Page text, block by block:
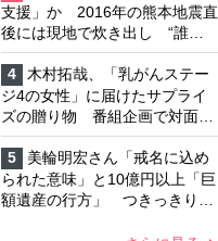
支援」か 2016年の熊本地震直
後には現地で炊き出し “誰に
も知られなくて良い”と、むし
ろ強まる福祉活動への思い
4
木村拓哉、「乳がんステー
ジ4の女性」に届けたサプライ
ズの贈り物 番組企画で対面し
たファンが、夢と希望を与える
心遣いに「うれしくて号泣しま
した」
5
美輪明宏さん「戒名に込め
られた意味」と10億円以上「巨
額遺産の行方」 つきっきりで